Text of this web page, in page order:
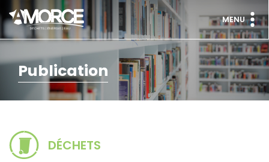
MENU
Publication
DÉCHETS